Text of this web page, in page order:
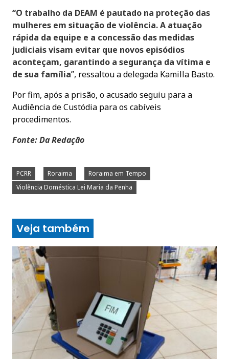
“O trabalho da DEAM é pautado na proteção das
mulheres em situação de violência. A atuação
rápida da equipe e a concessão das medidas
judiciais visam evitar que novos episódios
aconteçam, garantindo a segurança da vítima e
de sua família”, ressaltou a delegada Kamilla Basto.
Por fim, após a prisão, o acusado seguiu para a
Audiência de Custódia para os cabíveis
procedimentos.
Fonte: Da Redação
PCRR Roraima
Roraima em Tempo
Violência Doméstica Lei Maria da Penha
Veja também